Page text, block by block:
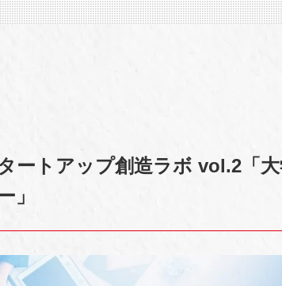
閉じるLINK-J協賛・協力
ーターコラム 日本
募集
フレット GTB
ートアップ創造ラボ vol.2「
」